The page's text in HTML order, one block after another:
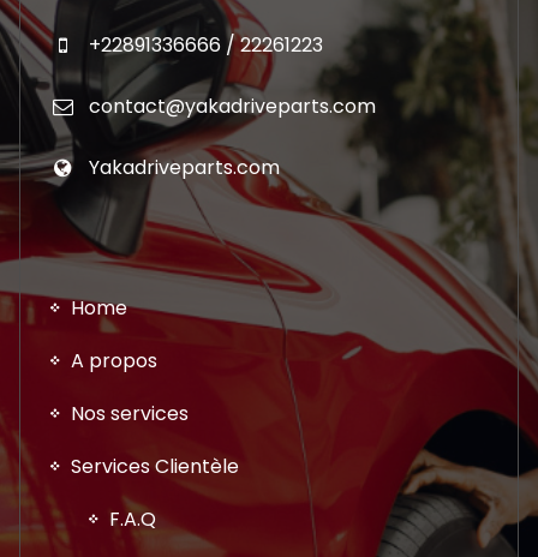
+22891336666 / 22261223
contact@yakadriveparts.com
Yakadriveparts.com
Home
A propos
Nos services
Services Clientèle
F.A.Q